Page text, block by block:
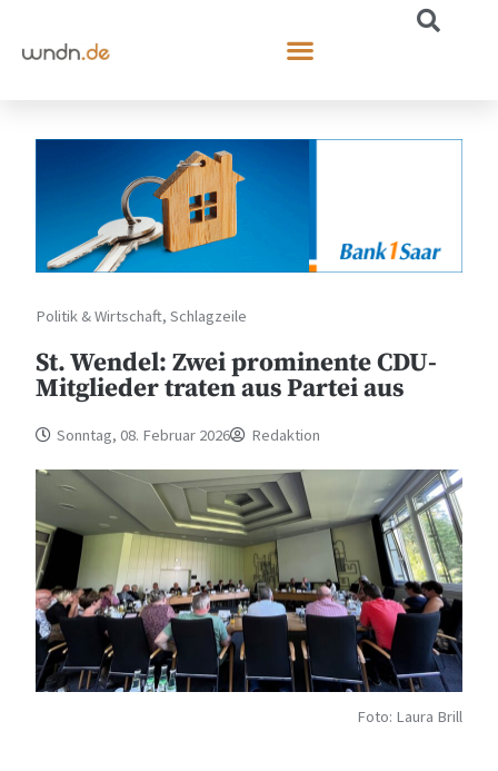
Politik & Wirtschaft,Schlagzeile
St. Wendel: Zwei prominente CDU-
Mitglieder traten aus Partei aus
Sonntag, 08. Februar 2026 Redaktion
Foto: Laura Brill